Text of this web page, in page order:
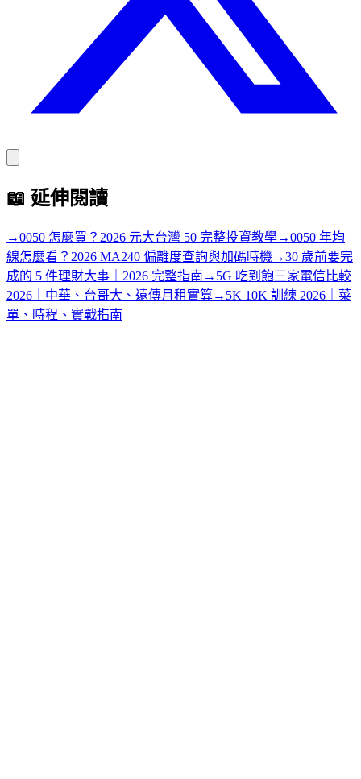
📖 延伸閱讀
→0050 怎麼買？2026 元大台灣 50 完整投資教學→0050 年均
線怎麼看？2026 MA240 偏離度查詢與加碼時機 →30 歲前要完
成的 5 件理財大事｜2026 完整指南 → 5G 吃到飽三家電信比較
2026｜中華、台哥大、遠傳月租實算→ 5K 10K 訓練 2026｜菜
單、時程、實戰指南